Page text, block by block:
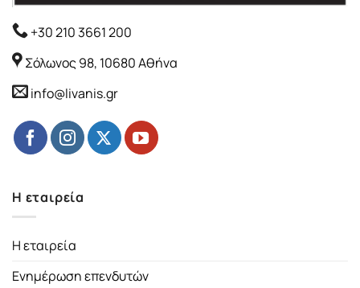
+30 210 3661 200
Σόλωνος 98, 10680 Αθήνα
info@livanis.gr
Η εταιρεία
Η εταιρεία
Ενημέρωση επενδυτών